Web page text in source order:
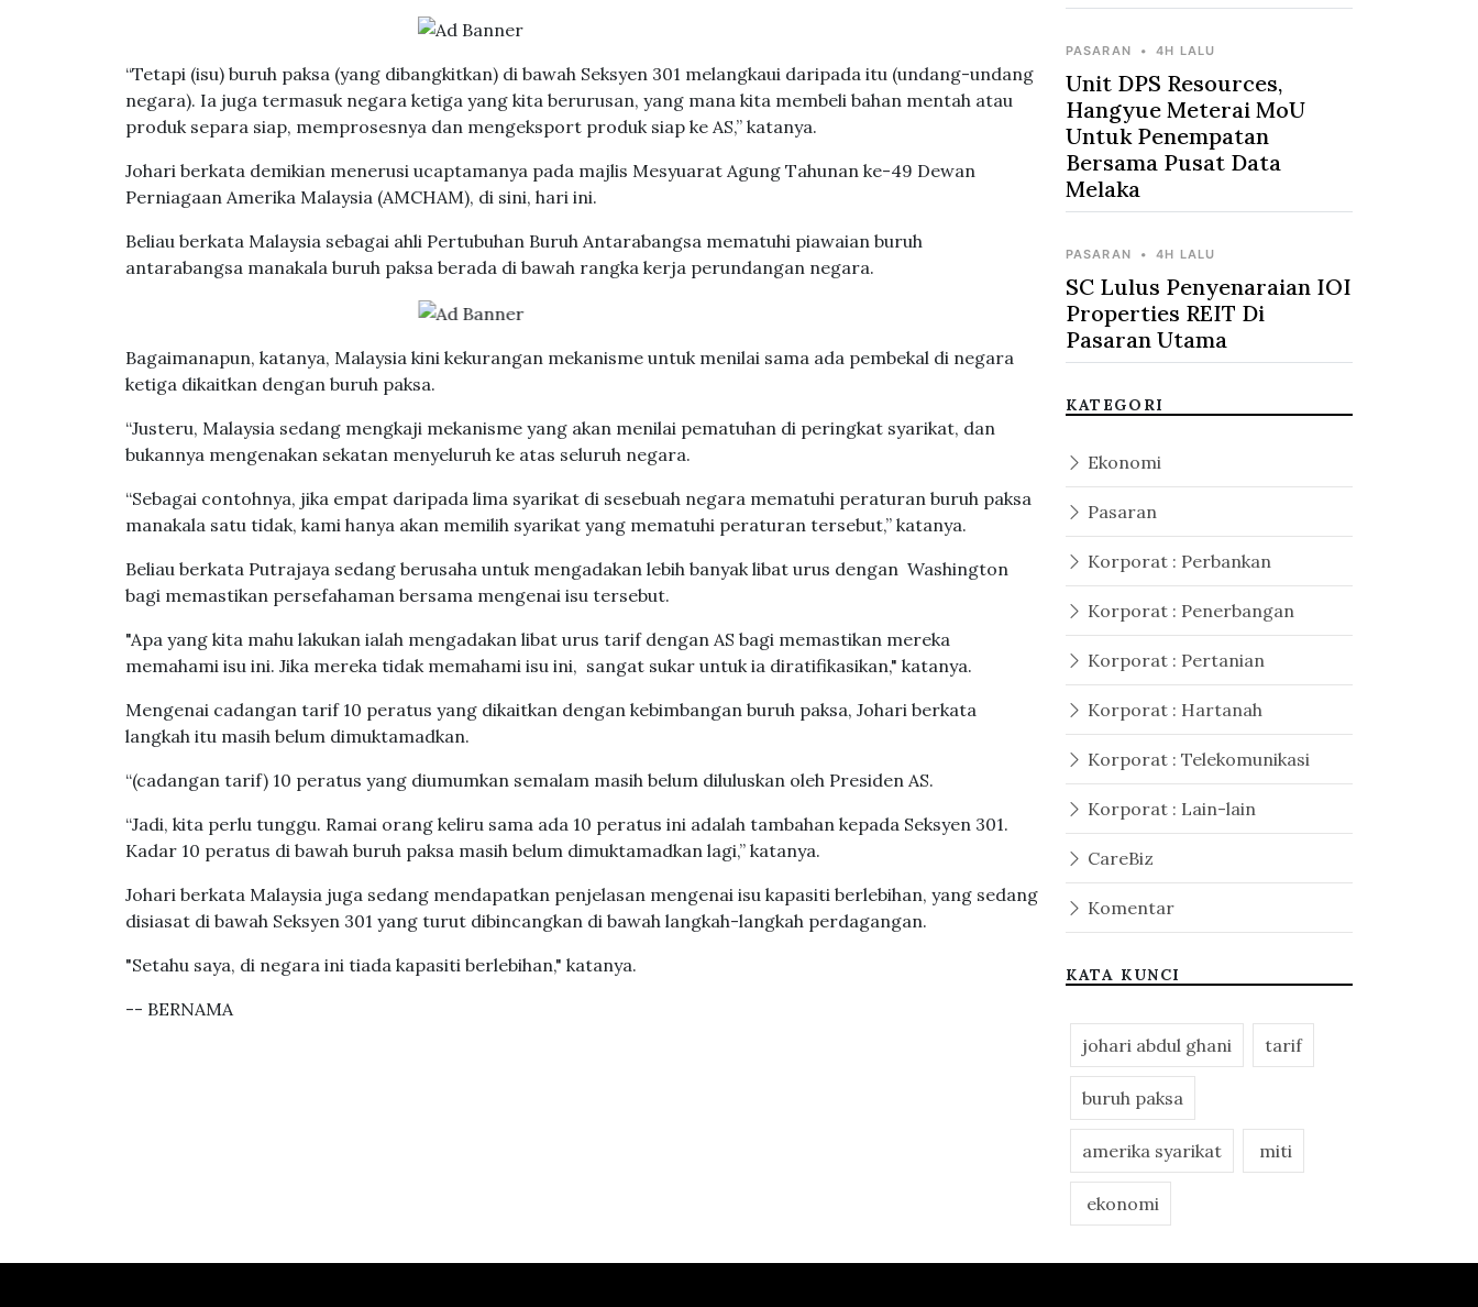
“Tetapi (isu) buruh paksa (yang dibangkitkan) di bawah Seksyen 301 melangkaui daripada itu (undang-undang
negara). Ia juga termasuk negara ketiga yang kita berurusan, yang mana kita membeli bahan mentah atau
produk separa siap, memprosesnya dan mengeksport produk siap ke AS,” katanya.
Johari berkata demikian menerusi ucaptamanya pada majlis Mesyuarat Agung Tahunan ke-49 Dewan
Perniagaan Amerika Malaysia (AMCHAM), di sini, hari ini.
Beliau berkata Malaysia sebagai ahli Pertubuhan Buruh Antarabangsa mematuhi piawaian buruh
antarabangsa manakala buruh paksa berada di bawah rangka kerja perundangan negara.
Bagaimanapun, katanya, Malaysia kini kekurangan mekanisme untuk menilai sama ada pembekal di negara
ketiga dikaitkan dengan buruh paksa.
“Justeru, Malaysia sedang mengkaji mekanisme yang akan menilai pematuhan di peringkat syarikat, dan
bukannya mengenakan sekatan menyeluruh ke atas seluruh negara.
“Sebagai contohnya, jika empat daripada lima syarikat di sesebuah negara mematuhi peraturan buruh paksa
manakala satu tidak, kami hanya akan memilih syarikat yang mematuhi peraturan tersebut,” katanya.
Beliau berkata Putrajaya sedang berusaha untuk mengadakan lebih banyak libat urus dengan Washington
bagi memastikan persefahaman bersama mengenai isu tersebut.
"Apa yang kita mahu lakukan ialah mengadakan libat urus tarif dengan AS bagi memastikan mereka
memahami isu ini. Jika mereka tidak memahami isu ini, sangat sukar untuk ia diratifikasikan," katanya.
Mengenai cadangan tarif 10 peratus yang dikaitkan dengan kebimbangan buruh paksa, Johari berkata
langkah itu masih belum dimuktamadkan.
“(cadangan tarif) 10 peratus yang diumumkan semalam masih belum diluluskan oleh Presiden AS.
“Jadi, kita perlu tunggu. Ramai orang keliru sama ada 10 peratus ini adalah tambahan kepada Seksyen 301.
Kadar 10 peratus di bawah buruh paksa masih belum dimuktamadkan lagi,” katanya.
Johari berkata Malaysia juga sedang mendapatkan penjelasan mengenai isu kapasiti berlebihan, yang sedang
disiasat di bawah Seksyen 301 yang turut dibincangkan di bawah langkah-langkah perdagangan.
"Setahu saya, di negara ini tiada kapasiti berlebihan," katanya.
-- BERNAMA
PASARAN • 4H LALU
Unit DPS Resources,
Hangyue Meterai MoU
Untuk Penempatan
Bersama Pusat Data
Melaka
PASARAN • 4H LALU
SC Lulus Penyenaraian IOI
Properties REIT Di
Pasaran Utama
KATEGORI
Ekonomi
Pasaran
Korporat : Perbankan
Korporat : Penerbangan
Korporat : Pertanian
Korporat : Hartanah
Korporat : Telekomunikasi
Korporat : Lain-lain
CareBiz
Komentar
KATA KUNCI
johari abdul ghani tarif
buruh paksa
amerika syarikat miti
ekonomi